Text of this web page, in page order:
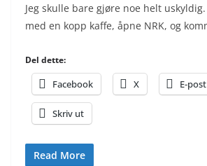
Jeg skulle bare gjøre noe helt
med en kopp kaffe, åpne NRK, og
Del dette:
Facebook X E-post
Skriv ut
Read More